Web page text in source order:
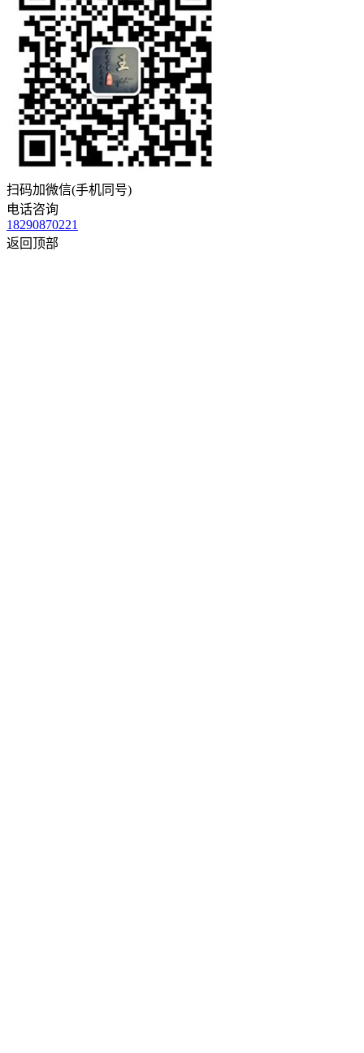
扫码加微信(手机同号)
电话咨询
18290870221
返回顶部